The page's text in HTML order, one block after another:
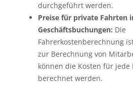
durchgeführt werden.
Preise für private Fahrten
Geschäftsbuchungen: Die
Fahrerkostenberechnung
zur Berechnung von
können die Kosten für
berechnet werden.